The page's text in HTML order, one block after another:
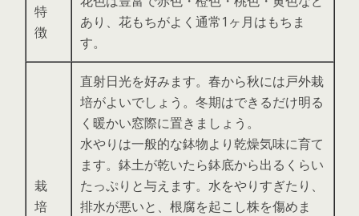
特
徴
あり、花もちがよく通常1ヶ月はもちま
す。
栽
培
直射日光を好みます。春から秋には戸外栽
培がよいでしょう。冬期はできるだけ明る
く暖かい窓際に置きましょう。
水やりは一般的な鉢物より乾燥気味に育て
ます。鉢土が乾いたら鉢底から出るくらい
たっぷりと与えます。水をやりすぎたり、
排水が悪いと、根腐を起こし株を傷めま